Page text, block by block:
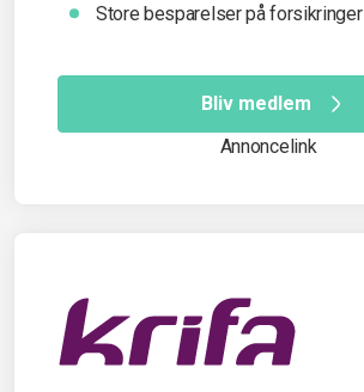
Store besparelser på forsikringer
Bliv medlem
Annoncelink